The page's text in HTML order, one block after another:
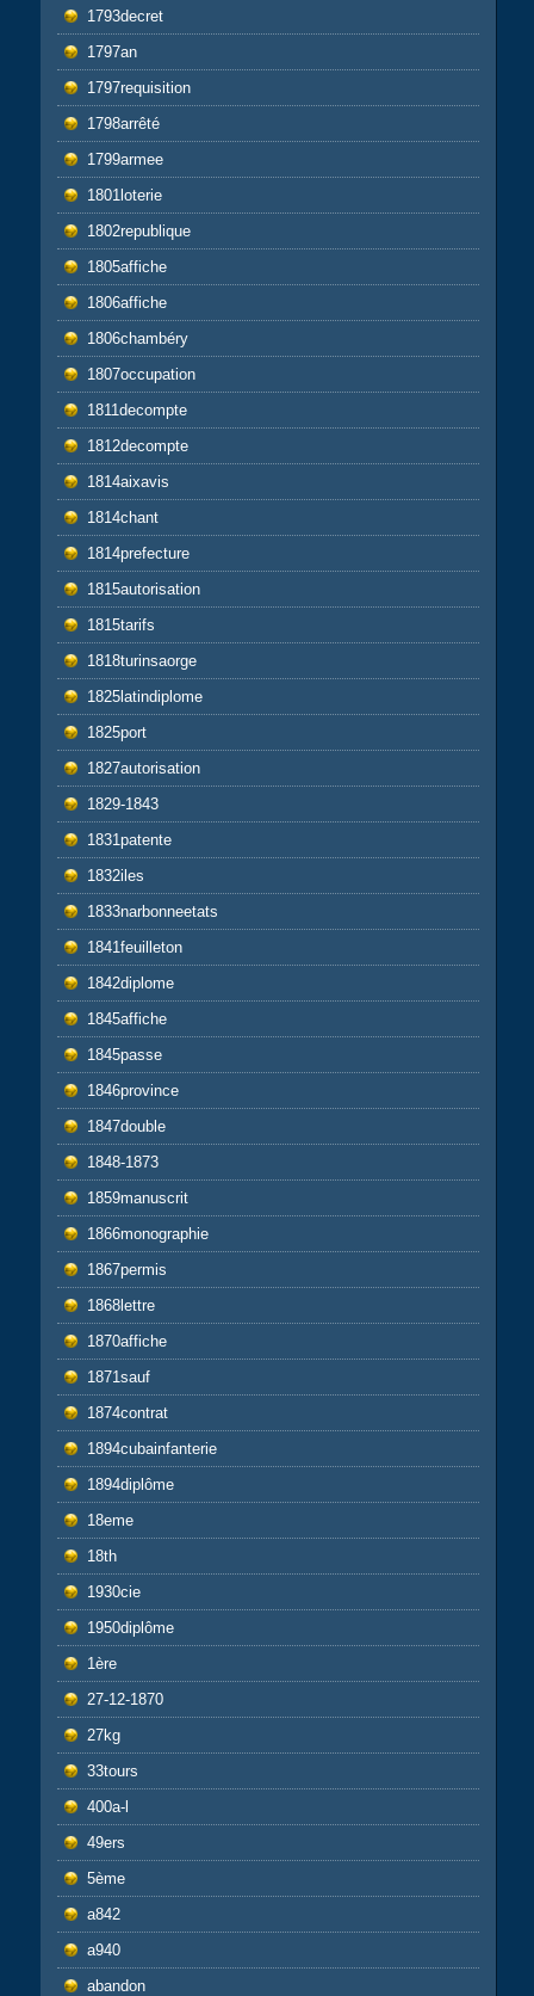
1793decret
1797an
1797requisition
1798arrêté
1799armee
1801loterie
1802republique
1805affiche
1806affiche
1806chambéry
1807occupation
1811decompte
1812decompte
1814aixavis
1814chant
1814prefecture
1815autorisation
1815tarifs
1818turinsaorge
1825latindiplome
1825port
1827autorisation
1829-1843
1831patente
1832iles
1833narbonneetats
1841feuilleton
1842diplome
1845affiche
1845passe
1846province
1847double
1848-1873
1859manuscrit
1866monographie
1867permis
1868lettre
1870affiche
1871sauf
1874contrat
1894cubainfanterie
1894diplôme
18eme
18th
1930cie
1950diplôme
1ère
27-12-1870
27kg
33tours
400a-l
49ers
5ème
a842
a940
abandon